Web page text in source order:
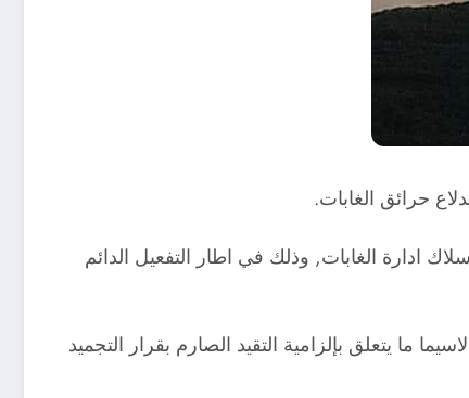
حرائق الغابات.
ادارة الغابات, وذلك في اطار التفعيل الدائم
ما يتعلق بإلزامية التقيد الصارم بقرار التجميد